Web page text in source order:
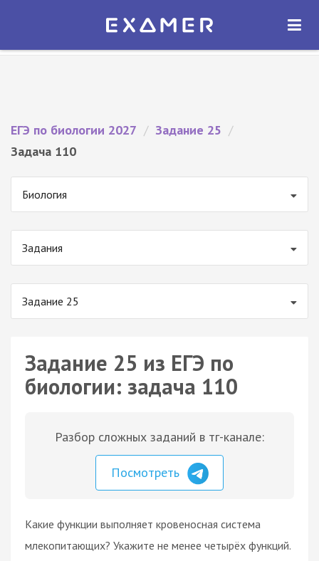
Экзамер — ЕГЭ 2027
ОТКРЫТЬ
ЕГЭ по биологии 2027 / Задание 25 /
Задача 110
Биология
Задания
Задание 25
Задание 25 из ЕГЭ по
биологии: задача 110
Разбор сложных заданий в тг-канале:
Посмотреть
Какие функции выполняет кровеносная система
млекопитающих? Укажите не менее четырёх функций.